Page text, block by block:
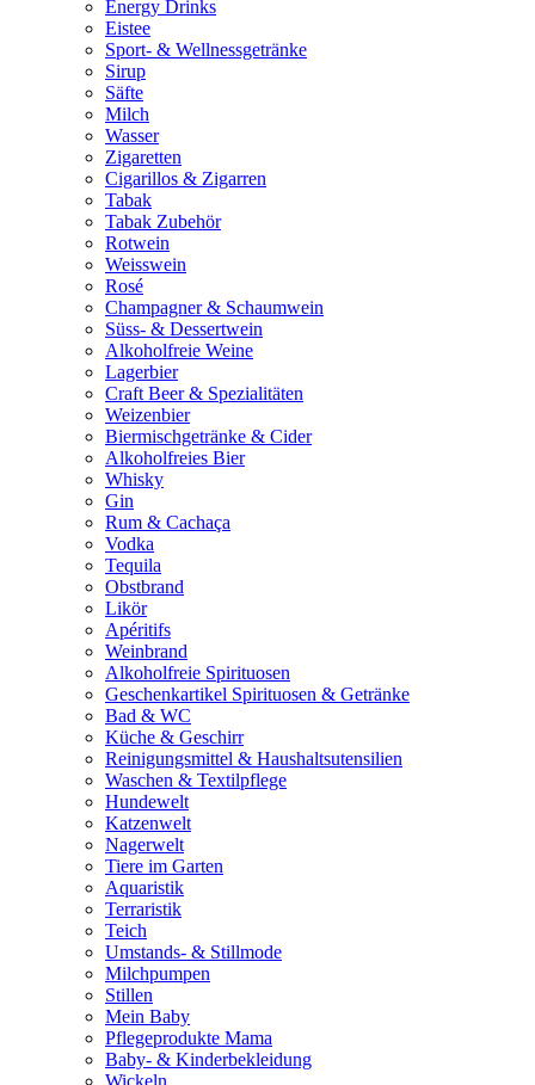
Energy Drinks
Eistee
Sport- & Wellnessgetränke
Sirup
Säfte
Milch
Wasser
Zigaretten
Cigarillos & Zigarren
Tabak
Tabak Zubehör
Rotwein
Weisswein
Rosé
Champagner & Schaumwein
Süss- & Dessertwein
Alkoholfreie Weine
Lagerbier
Craft Beer & Spezialitäten
Weizenbier
Biermischgetränke & Cider
Alkoholfreies Bier
Whisky
Gin
Rum & Cachaça
Vodka
Tequila
Obstbrand
Likör
Apéritifs
Weinbrand
Alkoholfreie Spirituosen
Geschenkartikel Spirituosen & Getränke
Bad & WC
Küche & Geschirr
Reinigungsmittel & Haushaltsutensilien
Waschen & Textilpflege
Hundewelt
Katzenwelt
Nagerwelt
Tiere im Garten
Aquaristik
Terraristik
Teich
Umstands- & Stillmode
Milchpumpen
Stillen
Mein Baby
Pflegeprodukte Mama
Baby- & Kinderbekleidung
Wickeln